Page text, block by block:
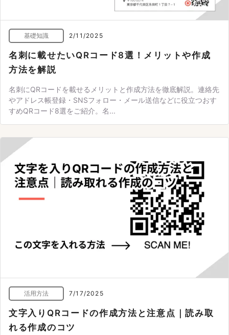
基礎知識 2/11/2025
名刺に載せたいQRコード8選！メリットや作成
方法を解説
名刺にQRコードを載せるメリットと作成方法を徹底解説。連絡先
やアドレス帳登録・SNSフォロー・メール送信などに役立つおす
すめQRコード8選をご紹介。名...
活用方法 7/17/2025
文字入りQRコードの作成方法と注意点｜読み取
れる作成のコツ